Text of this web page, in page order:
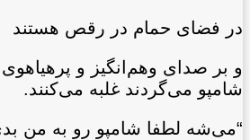
در فضای حمام در رقص هستند
و بر صدای وهم‌انگيز و
شامپو می‌گردند غلبه می‌کنند.
“می‌شه لطفا شامپو رو به من